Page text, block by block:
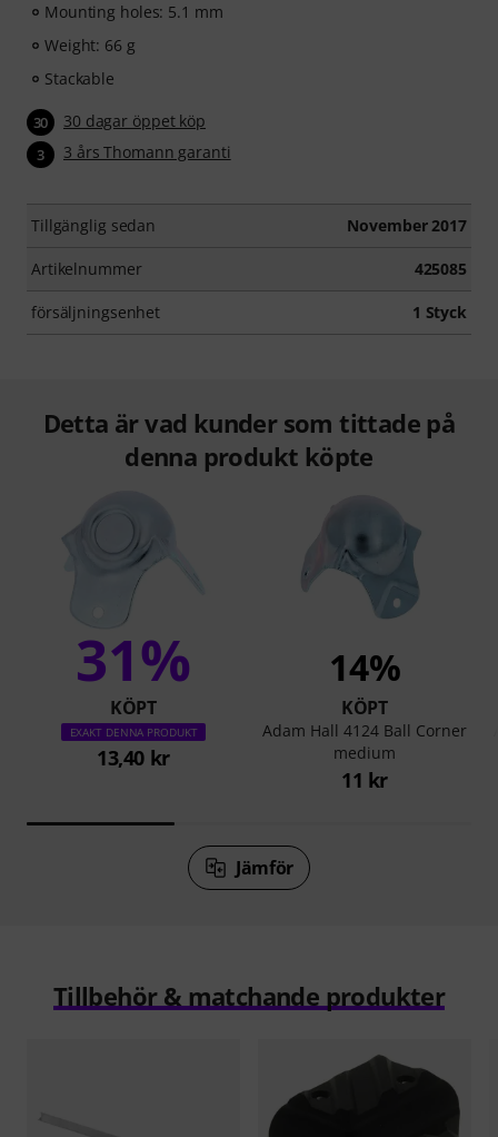
Mounting holes: 5.1 mm
Weight: 66 g
Stackable
30 30 dagar öppet köp
3 3 års Thomann garanti
Tillgänglig sedan November 2017
Artikelnummer 425085
försäljningsenhet 1 Styck
Detta är vad kunder som tittade på
denna produkt köpte
31%
KÖPT
EXAKT DENNA PRODUKT
13,40 kr
14%
KÖPT
Adam Hall 4124 Ball Corner
medium
11 kr
Jämför
Tillbehör & matchande produkter